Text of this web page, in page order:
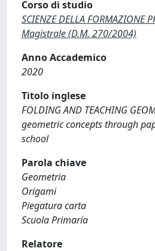
Corso di studio
SCIENZE DELLA FORMAZIONE
Magistrale (D.M. 270/2004)
Anno Accademico
2020
Titolo inglese
FOLDING AND TEACHING
geometric concepts through
school
Parola chiave
Geometria
Origami
Piegatura carta
Scuola Primaria
Relatore